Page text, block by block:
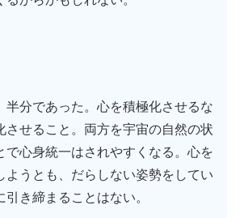
半分であった。心を積極化させるな
させること。両方を宇宙の自然の状
で心身統一はされやすくなる。心を
ようとも、だらしない姿勢をしてい
き締まることはない。